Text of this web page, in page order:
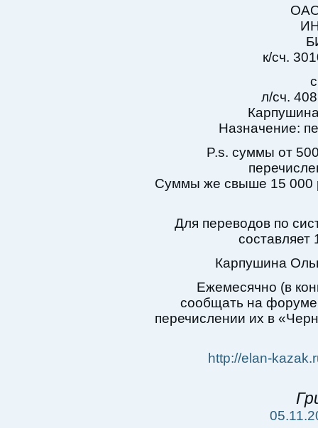
ОАО
к/сч.
л/сч.
Назначение:
P.s. суммы от
Суммы же свыше 15 000
Для переводов по
составляет
Карпушина
Ежемесячно (в
сообщать на
перечислении их в
http://elan-